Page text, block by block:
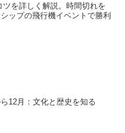
を詳しく解説。時間切れを
ップの飛行機イベントで勝利
12月：文化と歴史を知る